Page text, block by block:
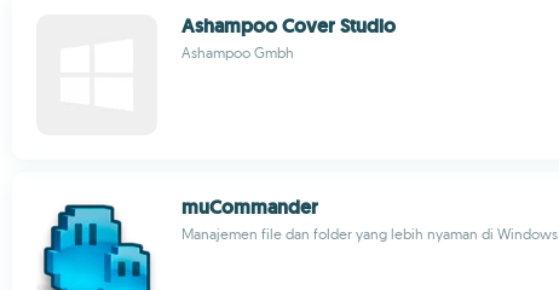
Ashampoo Cover Studio
Ashampoo Gmbh
muCommander
Manajemen file dan folder yang lebih nyaman di Windows